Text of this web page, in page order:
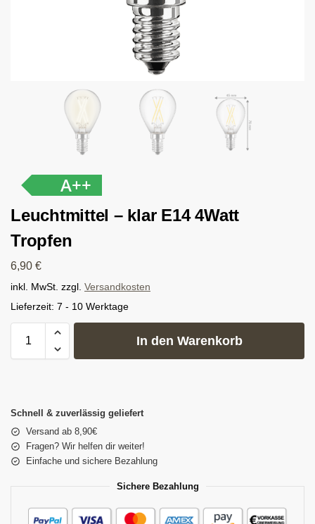
A++
Leuchtmittel – klar E14 4Watt
Tropfen
6,90 €
inkl. MwSt. zzgl. Versandkosten
Lieferzeit: 7 - 10 Werktage
In den Warenkorb
Schnell & zuverlässig geliefert
Versand ab 8,90€
Fragen? Wir helfen dir weiter!
Einfache und sichere Bezahlung
Sichere Bezahlung